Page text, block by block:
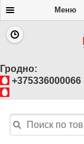
Меню
Гродно:
+375336000066